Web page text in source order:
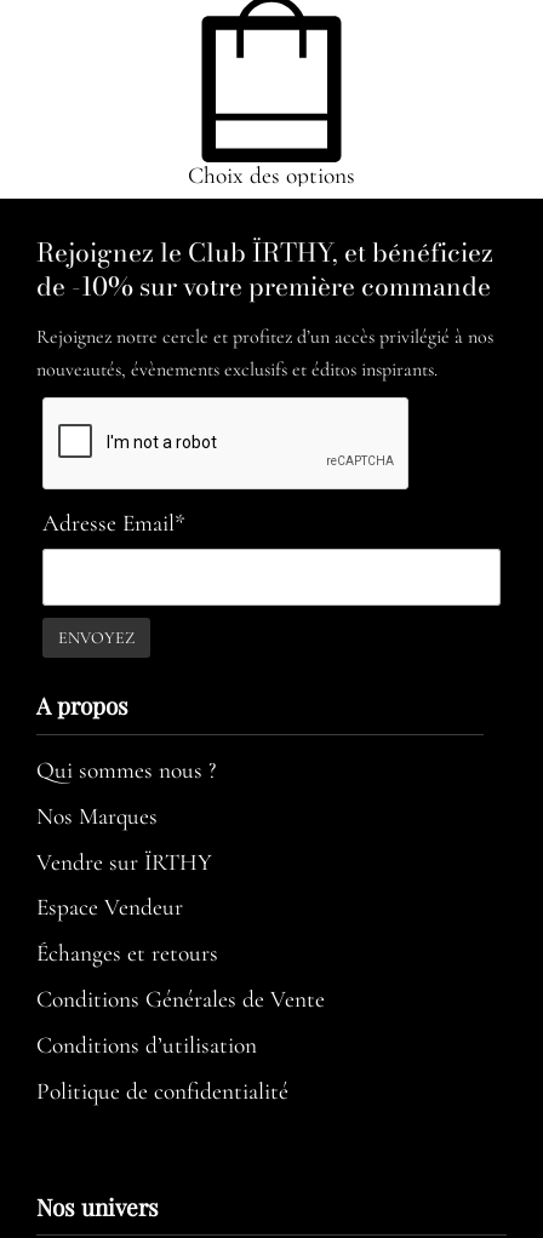
Choix des options
Rejoignez le Club ÏRTHY, et bénéficiez
de -10% sur votre première commande
Rejoignez notre cercle et profitez d’un accès privilégié à nos
nouveautés, évènements exclusifs et éditos inspirants.
Adresse Email*
A propos​
Qui sommes nous ?
Nos Marques
Vendre sur ÏRTHY
Espace Vendeur
Échanges et retours
Conditions Générales de Vente
Conditions d’utilisation​
Politique de confidentialité
Nos univers